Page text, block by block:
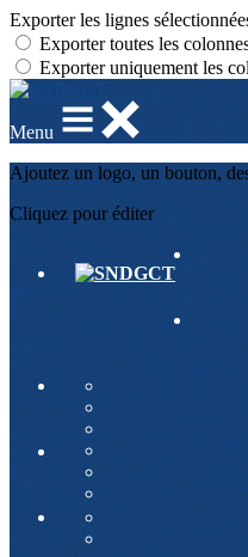
Exporter les lignes
Exporter toutes les
Exporter uniquement les
Menu
Ajoutez un logo, un bouton,
Cliquez pour éditer